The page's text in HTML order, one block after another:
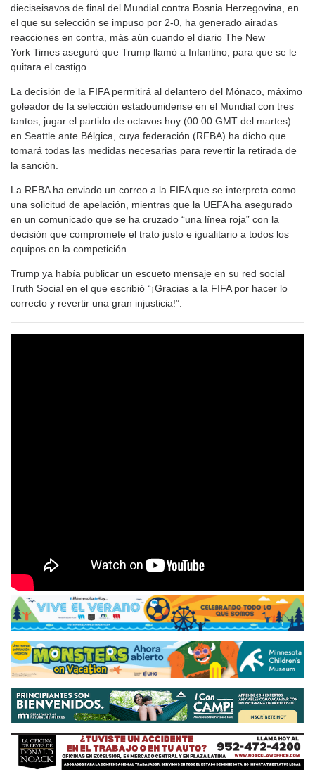
dieciseisavos de final del Mundial contra Bosnia Herzegovina, en
el que su selección se impuso por 2-0, ha generado airadas
reacciones en contra, más aún cuando el diario The New
York Times aseguró que Trump llamó a Infantino, para que se le
quitara el castigo.
La decisión de la FIFA permitirá al delantero del Mónaco, máximo
goleador de la selección estadounidense en el Mundial con tres
tantos, jugar el partido de octavos hoy (00.00 GMT del martes)
en Seattle ante Bélgica, cuya federación (RFBA) ha dicho que
tomará todas las medidas necesarias para revertir la retirada de
la sanción.
La RFBA ha enviado un correo a la FIFA que se interpreta como
una solicitud de apelación, mientras que la UEFA ha asegurado
en un comunicado que se ha cruzado “una línea roja” con la
decisión que compromete el trato justo e igualitario a todos los
equipos en la competición.
Trump ya había publicar un escueto mensaje en su red social
Truth Social en el que escribió “¡Gracias a la FIFA por hacer lo
correcto y revertir una gran injusticia!”.